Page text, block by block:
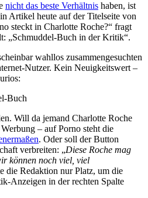
nicht das beste Verhältnis haben, ist
Artikel heute auf der Titelseite von
steckt in Charlotte Roche?“ fragt
„Schmuddel-Buch in der Kritik“.
wahllos zusammengesuchten
Nutzer. Kein Neuigkeitswert –
Will da jemand Charlotte Roche
– auf Porno steht die
. Oder soll der Button
verbreiten: „Diese Roche mag
können noch viel, viel
die Redaktion nur Platz, um die
Anzeigen in der rechten Spalte